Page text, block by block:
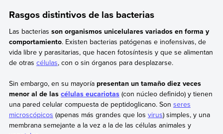
Rasgos distintivos de las bacterias
Las bacterias son organismos unicelulares variados en forma y
comportamiento. Existen bacterias patógenas e inofensivas, de
vida libre y parasitarias, que hacen fotosíntesis y que se alimentan
de otras células, con o sin órganos para desplazarse.
Sin embargo, en su mayoría presentan un tamaño diez veces
menor al de las células eucariotas(con núcleo definido) y tienen
una pared celular compuesta de peptidoglicano. Son seres
microscópicos (apenas más grandes que los virus) simples, y una
membrana semejante a la vez a la de las células animales y